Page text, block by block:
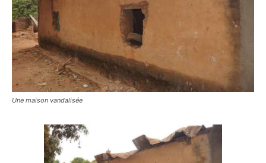
Une maison vandalisée